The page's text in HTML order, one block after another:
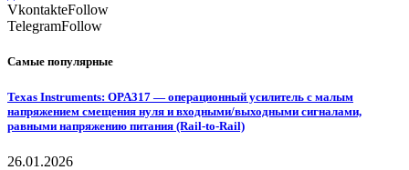
VkontakteFollow
TelegramFollow
Самые популярные
Texas Instruments: OPA317 — операционный усилитель с малым
напряжением смещения нуля и входными/выходными сигналами,
равными напряжению питания (Rail-to-Rail)
26.01.2026